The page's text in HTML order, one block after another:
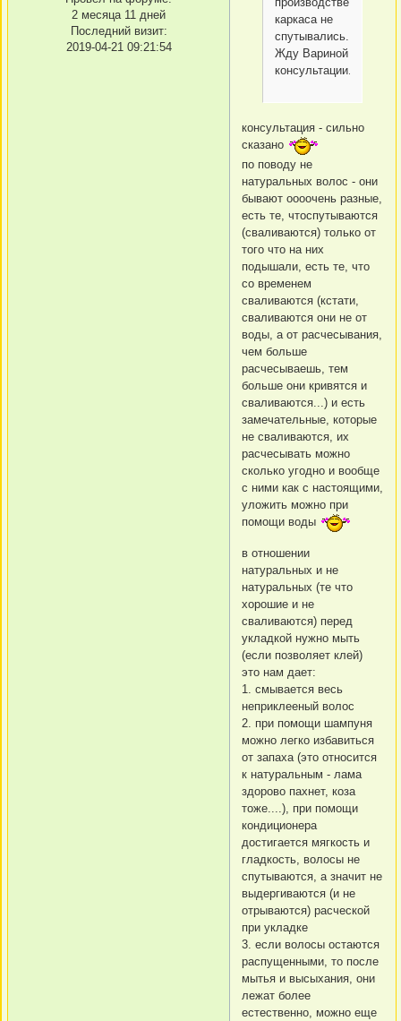
2 месяца 11 дней
Последний визит:
2019-04-21 09:21:54
каркаса не
спутывались.
Жду Вариной
консультации.
консультация - сильно
сказано
по поводу не
натуральных волос - они
бывают оооочень разные,
есть те, чтоспутываются
(сваливаются) только от
того что на них
подышали, есть те, что
со временем
сваливаются (кстати,
сваливаются они не от
воды, а от расчесывания,
чем больше
расчесываешь, тем
больше они кривятся и
сваливаются...) и есть
замечательные, которые
не сваливаются, их
расчесывать можно
сколько угодно и вообще
с ними как с настоящими,
уложить можно при
помощи воды
в отношении
натуральных и не
натуральных (те что
хорошие и не
сваливаются) перед
укладкой нужно мыть
(если позволяет клей)
это нам дает:
1. смывается весь
неприклееный волос
2. при помощи шампуня
можно легко избавиться
от запаха (это относится
к натуральным - лама
здорово пахнет, коза
тоже....), при помощи
кондиционера
достигается мягкость и
гладкость, волосы не
спутываются, а значит не
выдергиваются (и не
отрываются) расческой
при укладке
3. если волосы остаются
распущенными, то после
мытья и высыхания, они
лежат более
естественно, можно еще